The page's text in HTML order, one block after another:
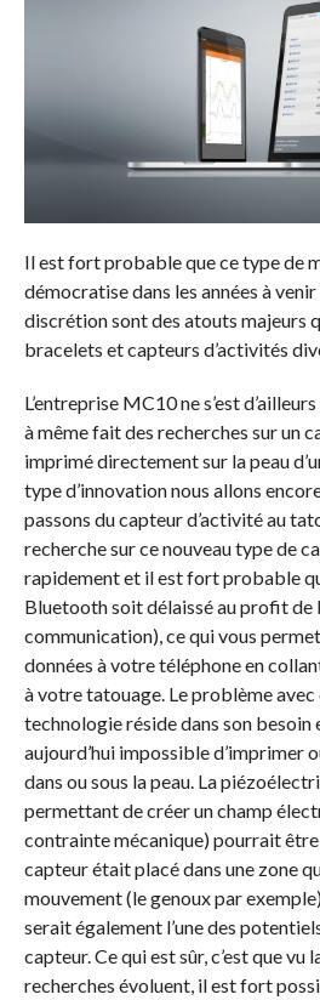
Il est fort probable que ce type de
démocratise dans les années à
discrétion sont des atouts majeurs
bracelets et capteurs d’activités
L’entreprise MC10 ne s’est
à même fait des recherches sur un
imprimé directement sur la peau
type d’innovation nous allons
passons du capteur d’activité au
recherche sur ce nouveau type de
rapidement et il est fort probable
Bluetooth soit délaissé au profit de
communication), ce qui vous
données à votre téléphone en
à votre tatouage. Le problème avec
technologie réside dans son besoin
aujourd’hui impossible d’imprimer
dans ou sous la peau. La
permettant de créer un champ
contrainte mécanique) pourrait être
capteur était placé dans une zone
mouvement (le genoux par
serait également l’une des
capteur. Ce qui est sûr, c’est que vu
recherches évoluent, il est fort